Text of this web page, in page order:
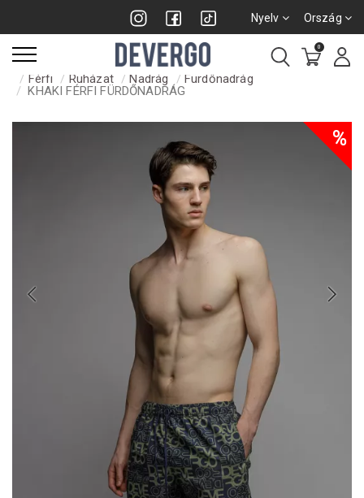
Nyelv Ország
0
Férfi Ruházat Nadrág
Fürdőnadrág
KHAKI FÉRFI FÜRDŐNADRÁG
%